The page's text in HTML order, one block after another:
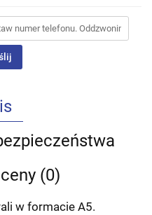
(0)
w formacie A5.